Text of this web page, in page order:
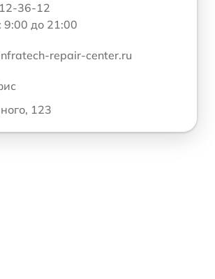
36-12
9:00 до 21:00
repair-center.ru
123